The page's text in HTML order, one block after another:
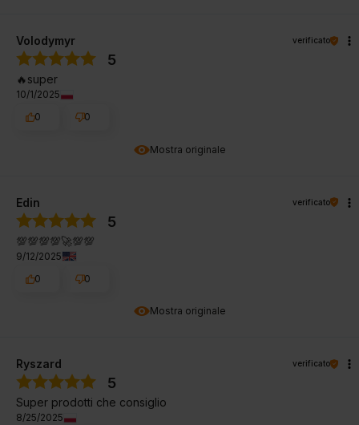
Mostra originale
Volodymyr verificato
5
🔥super
10/1/2025
0
0
Mostra originale
Edin verificato
5
💯💯💯💯🚀💯💯
9/12/2025
0
0
Ryszard verificato
5
Super prodotti che consiglio
8/25/2025